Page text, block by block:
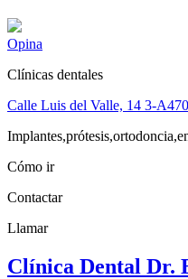
Opina
Clínicas dentales
Calle Luis del Valle, 14 3-A
Cómo ir
Contactar
Llamar
Clínica Dental Dr.